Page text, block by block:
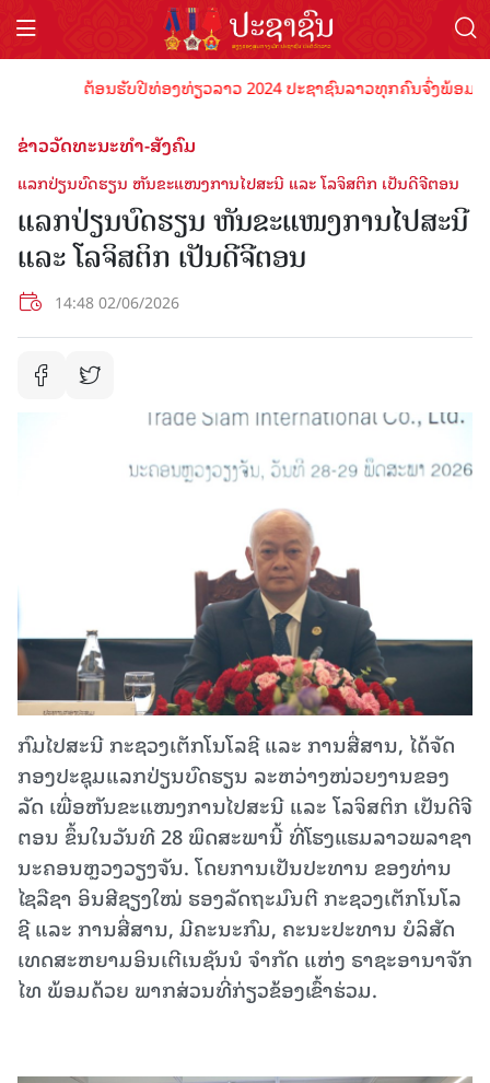
ຕ້ອນຮັບປີທ່ອງທ່ຽວລາວ 2024 ປະຊາຊົນລາວທຸກຄົນຈົ່ງພ້ອມເປັ
ຂ່າວວັດທະນະທຳ-ສັງຄົມ
ແລກປ່ຽນບົດຮຽນ ຫັນຂະແໜງການໄປສະນີ ແລະ ໂລຈິສຕິກ ເປັນດີຈີຕອນ
ແລກປ່ຽນບົດຮຽນ ຫັນຂະແໜງການໄປສະນີ
ແລະ ໂລຈິສຕິກ ເປັນດີຈີຕອນ
14:48 02/06/2026
ກົມໄປສະນີ ກະຊວງເຕັກໂນໂລຊີ ແລະ ການສື່ສານ, ໄດ້ຈັດ
ກອງປະຊຸມແລກປ່ຽນບົດຮຽນ ລະຫວ່າງໜ່ວຍງານຂອງ
ລັດ ເພື່ອຫັນຂະແໜງການໄປສະນີ ແລະ ໂລຈິສຕິກ ເປັນດີຈີ
ຕອນ ຂຶ້ນໃນວັນທີ 28 ພຶດສະພານີ້ ທີ່ໂຮງແຮມລາວພລາຊາ
ນະຄອນຫຼວງວຽງຈັນ. ໂດຍການເປັນປະທານ ຂອງທ່ານ
ໄຊລືຊາ ອິນສີຊຽງໃໝ່ ຮອງລັດຖະມົນຕີ ກະຊວງເຕັກໂນໂລ
ຊີ ແລະ ການສື່ສານ, ມີຄະນະກົມ, ຄະນະປະທານ ບໍລິສັດ
ເທດສະຫຍາມອິນເຕີເນຊັນນໍ ຈຳກັດ ແຫ່ງ ຣາຊະອານາຈັກ
ໄທ ພ້ອມດ້ວຍ ພາກສ່ວນທີ່ກ່ຽວຂ້ອງເຂົ້າຮ່ວມ.